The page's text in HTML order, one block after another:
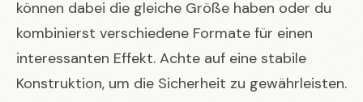
können dabei die gleiche Größe haben oder du
kombinierst verschiedene Formate für einen
interessanten Effekt. Achte auf eine stabile
Konstruktion, um die Sicherheit zu gewährleisten.